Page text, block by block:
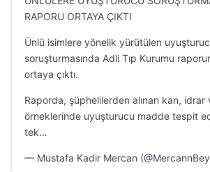
RAPORU ORTAYA ÇIKTI
Ünlü isimlere yönelik yürütülen
soruşturmasında Adli Tıp Kurumu
ortaya çıktı.
Raporda, şüphelilerden alınan kan, idrar
örneklerinde uyuşturucu madde tespit
tek…
— Mustafa Kadir Mercan